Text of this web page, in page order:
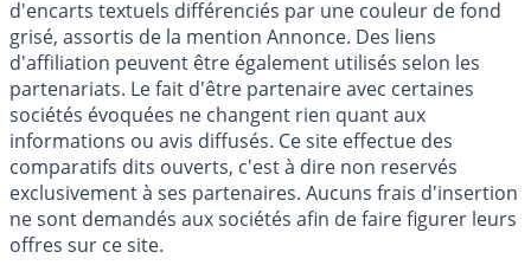
d'encarts textuels différenciés par une couleur de fond
grisé, assortis de la mention Annonce. Des liens
d'affiliation peuvent être également utilisés selon les
partenariats. Le fait d'être partenaire avec certaines
sociétés évoquées ne changent rien quant aux
informations ou avis diffusés. Ce site effectue des
comparatifs dits ouverts, c'est à dire non reservés
exclusivement à ses partenaires. Aucuns frais d'insertion
ne sont demandés aux sociétés afin de faire figurer leurs
offres sur ce site.